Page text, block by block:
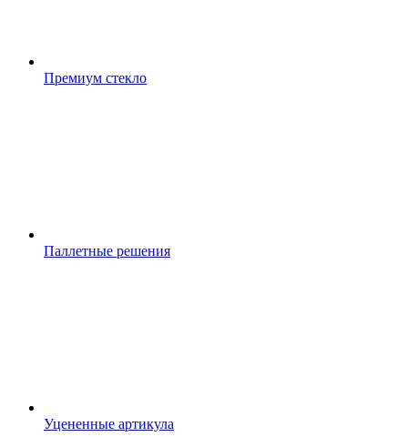
Премиум стекло
Паллетные решения
Уцененные артикула